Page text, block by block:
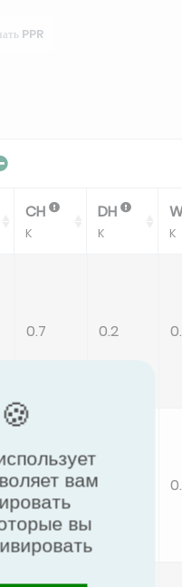
PPR
CH
K
DH
K K
0.7 0.2
0.7
вам
вы